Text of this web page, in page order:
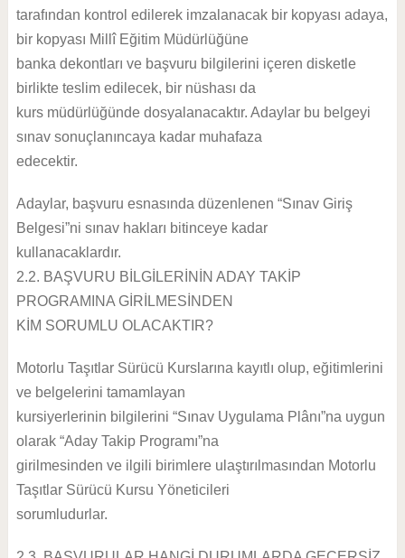
tarafından kontrol edilerek imzalanacak bir kopyası adaya,
bir kopyası Millî Eğitim Müdürlüğüne
banka dekontları ve başvuru bilgilerini içeren disketle
birlikte teslim edilecek, bir nüshası da
kurs müdürlüğünde dosyalanacaktır. Adaylar bu belgeyi
sınav sonuçlanıncaya kadar muhafaza
edecektir.
Adaylar, başvuru esnasında düzenlenen “Sınav Giriş
Belgesi”ni sınav hakları bitinceye kadar
kullanacaklardır.
2.2. BAŞVURU BİLGİLERİNİN ADAY TAKİP
PROGRAMINA GİRİLMESİNDEN
KİM SORUMLU OLACAKTIR?
Motorlu Taşıtlar Sürücü Kurslarına kayıtlı olup, eğitimlerini
ve belgelerini tamamlayan
kursiyerlerinin bilgilerini “Sınav Uygulama Plânı”na uygun
olarak “Aday Takip Programı”na
girilmesinden ve ilgili birimlere ulaştırılmasından Motorlu
Taşıtlar Sürücü Kursu Yöneticileri
sorumludurlar.